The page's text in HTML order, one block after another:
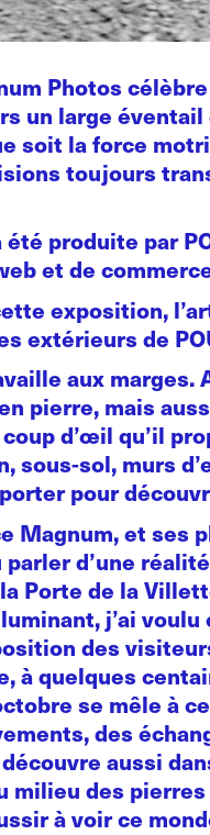
Photos
un large
soit la force
toujours
produite par
et de
exposition,
extérieurs de
aux
pierre, mais
d’œil qu’il
sous-sol, murs
pour
Magnum, et
parler d’une
Porte de la
j’ai
des
à quelques
se mêle à
des
aussi
milieu des
à voir ce